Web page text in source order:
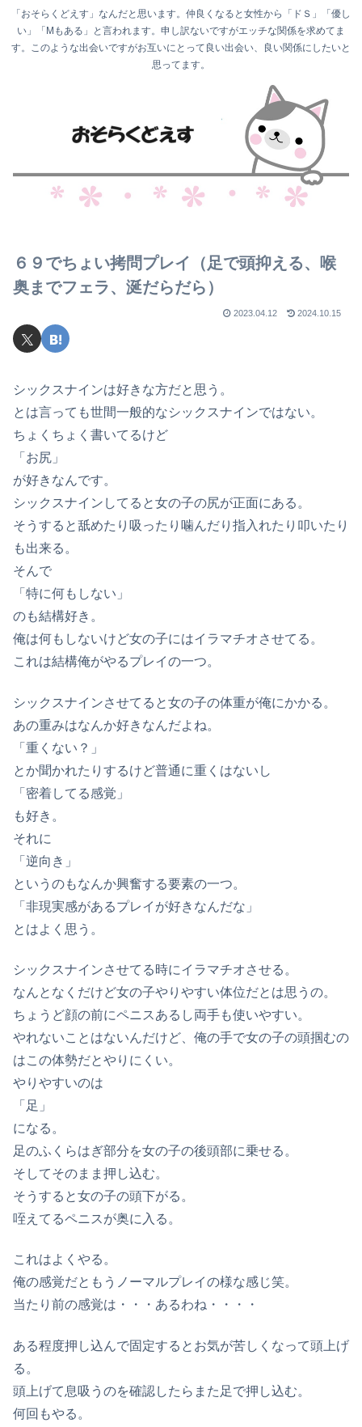
「おそらくどえす」なんだと思います。仲良くなると女性から「ドＳ」「優し
い」「Mもある」と言われます。申し訳ないですがエッチな関係を求めてま
す。このような出会いですがお互いにとって良い出会い、良い関係にしたいと
思ってます。
６９でちょい拷問プレイ（足で頭抑える、喉
奥までフェラ、涎だらだら）
2023.04.12 2024.10.15
シックスナインは好きな方だと思う。
とは言っても世間一般的なシックスナインではない。
ちょくちょく書いてるけど
「お尻」
が好きなんです。
シックスナインしてると女の子の尻が正面にある。
そうすると舐めたり吸ったり噛んだり指入れたり叩いたり
も出来る。
そんで
「特に何もしない」
のも結構好き。
俺は何もしないけど女の子にはイラマチオさせてる。
これは結構俺がやるプレイの一つ。
シックスナインさせてると女の子の体重が俺にかかる。
あの重みはなんか好きなんだよね。
「重くない？」
とか聞かれたりするけど普通に重くはないし
「密着してる感覚」
も好き。
それに
「逆向き」
というのもなんか興奮する要素の一つ。
「非現実感があるプレイが好きなんだな」
とはよく思う。
シックスナインさせてる時にイラマチオさせる。
なんとなくだけど女の子やりやすい体位だとは思うの。
ちょうど顔の前にペニスあるし両手も使いやすい。
やれないことはないんだけど、俺の手で女の子の頭掴むの
はこの体勢だとやりにくい。
やりやすいのは
「足」
になる。
足のふくらはぎ部分を女の子の後頭部に乗せる。
そしてそのまま押し込む。
そうすると女の子の頭下がる。
咥えてるペニスが奥に入る。
これはよくやる。
俺の感覚だともうノーマルプレイの様な感じ笑。
当たり前の感覚は・・・あるわね・・・・
ある程度押し込んで固定するとお気が苦しくなって頭上げ
る。
頭上げて息吸うのを確認したらまた足で押し込む。
何回もやる。